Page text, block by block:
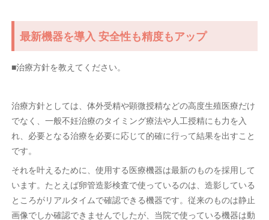
最新機器を導入 安全性も精度もアップ
■治療方針を教えてください。
治療方針としては、体外受精や顕微授精などの高度生殖医療だけ
でなく、一般不妊治療のタイミング療法や人工授精にも力を入
れ、必要となる治療を必要に応じて的確に行って結果を出すこと
です。
それを叶えるために、使用する医療機器は最新のものを採用して
います。たとえば卵管造影検査で使っているのは、造影している
ところがリアルタイムで確認できる機器です。従来のものは静止
画像でしか確認できませんでしたが、当院で使っている機器は動